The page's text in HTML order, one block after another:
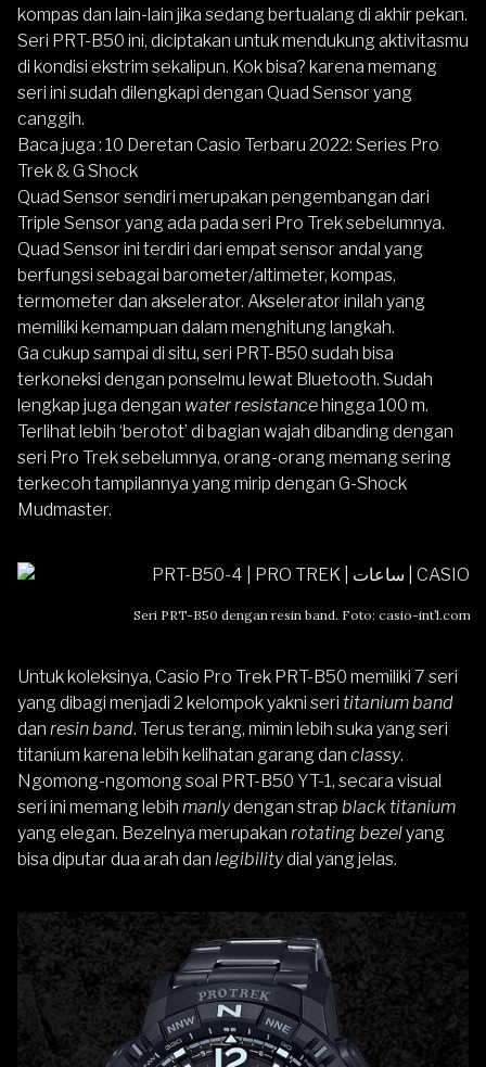
kompas dan lain-lain jika sedang bertualang di akhir pekan.
Seri PRT-B50 ini, diciptakan untuk mendukung aktivitasmu
di kondisi ekstrim sekalipun. Kok bisa? karena memang
seri ini sudah dilengkapi dengan Quad Sensor yang
canggih.
Baca juga : 10 Deretan Casio Terbaru 2022: Series Pro
Trek & G Shock
Quad Sensor sendiri merupakan pengembangan dari
Triple Sensor yang ada pada seri Pro Trek sebelumnya.
Quad Sensor ini terdiri dari empat sensor andal yang
berfungsi sebagai barometer/altimeter, kompas,
termometer dan akselerator. Akselerator inilah yang
memiliki kemampuan dalam menghitung langkah.
Ga cukup sampai di situ, seri PRT-B50 sudah bisa
terkoneksi dengan ponselmu lewat Bluetooth. Sudah
lengkap juga dengan water resistancehingga 100 m.
Terlihat lebih ‘berotot’ di bagian wajah dibanding dengan
seri Pro Trek sebelumnya, orang-orang memang sering
terkecoh tampilannya yang mirip dengan G-Shock
Mudmaster.
Seri PRT-B50 dengan resin band. Foto: casio-int’l.com
Untuk koleksinya, Casio Pro Trek PRT-B50 memiliki 7 seri
yang dibagi menjadi 2 kelompok yakni seri titanium band
dan resin band. Terus terang, mimin lebih suka yang seri
titanium karena lebih kelihatan garang dan classy.
Ngomong-ngomong soal PRT-B50 YT-1, secara visual
seri ini memang lebih manlydengan strap black titanium
yang elegan. Bezelnya merupakan rotating bezelyang
bisa diputar dua arah dan legibilitydial yang jelas.